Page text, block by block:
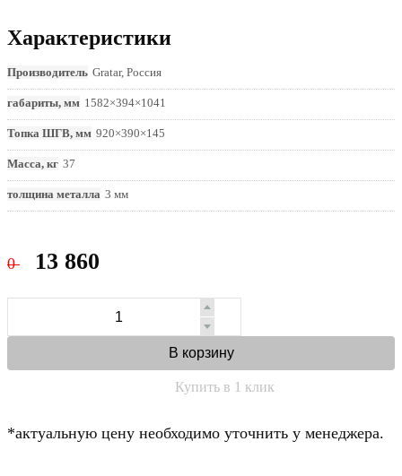
Характеристики
Производитель Gratar, Россия
габариты, мм 1582×394×1041
Топка ШГВ, мм 920×390×145
Масса, кг 37
толщина металла 3 мм
0 13 860
В корзину
Купить в 1 клик
*актуальную цену необходимо уточнить у менеджера.